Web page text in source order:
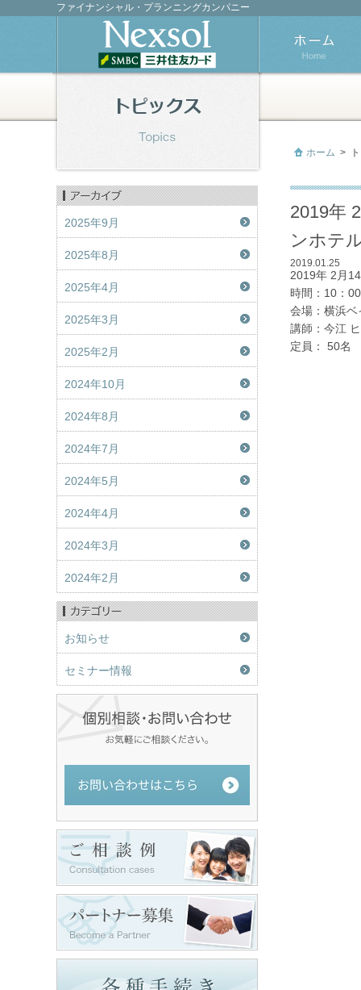
ファイナンシャル・プランニングカンパニー
ホーム >
2025年9月
2025年8月
2025年4月
2025年3月
2025年2月
2024年10月
2024年8月
2024年7月
2024年5月
2024年4月
2024年3月
2024年2月
お知らせ
セミナー情報
2019年
ンホテ
2019.01.25
2019年 2月
時間：10：
会場：横浜
講師：今江
定員： 50名